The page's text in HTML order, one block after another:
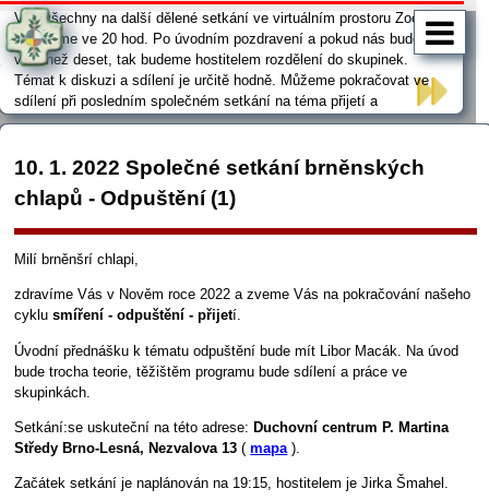
Vás všechny na další dělené setkání ve virtuálním prostoru Zoomu.
Začínáme ve 20 hod. Po úvodním pozdravení a pokud nás bude
více než deset, tak budeme hostitelem rozdělení do skupinek.
Témat k diskuzi a sdílení je určitě hodně. Můžeme pokračovat ve
sdílení při posledním společném setkání na téma přijetí a
odpuštění, do kterého nás tak pěkně uvedl Libor Macák. A odkaz na
10. 1. 2022 Společné setkání brněnských
chlapů - Odpuštění (1)
Milí brněnšrí chlapi,
zdravíme Vás v Nověm roce 2022 a zveme Vás na pokračování našeho
cyklusmíření - odpuštění - přijetí.
Úvodní přednášku k tématu odpuštění bude mít Libor Macák. Na úvod
bude trocha teorie, těžištěm programu bude sdílení a práce ve
skupinkách.
Setkání:se uskuteční na této adrese: Duchovní centrum P. Martina
Středy Brno-Lesná, Nezvalova 13 (mapa ).
Začátek setkání je naplánován na 19:15, hostitelem je Jirka Šmahel.